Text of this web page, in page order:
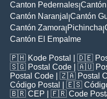
Canton Pedernales
Cantón Naranjal Cantón
Cantón Zamora Pichincha
Cantón El Empalme
🇵🇭 Kode Postal | 🇩🇪
🇸🇬 Postal Code | 🇦🇺
Postal Code | 🇿🇦 Postal
Código Postal
| 🇪🇸
🇧🇷 CEP | 🇫🇷 Code